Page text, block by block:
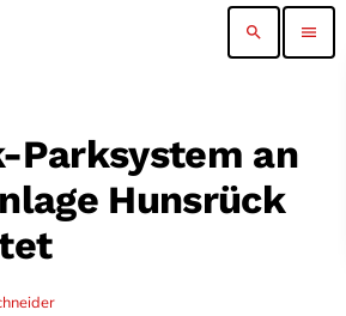
search menu
Parksystem an
Hunsrück